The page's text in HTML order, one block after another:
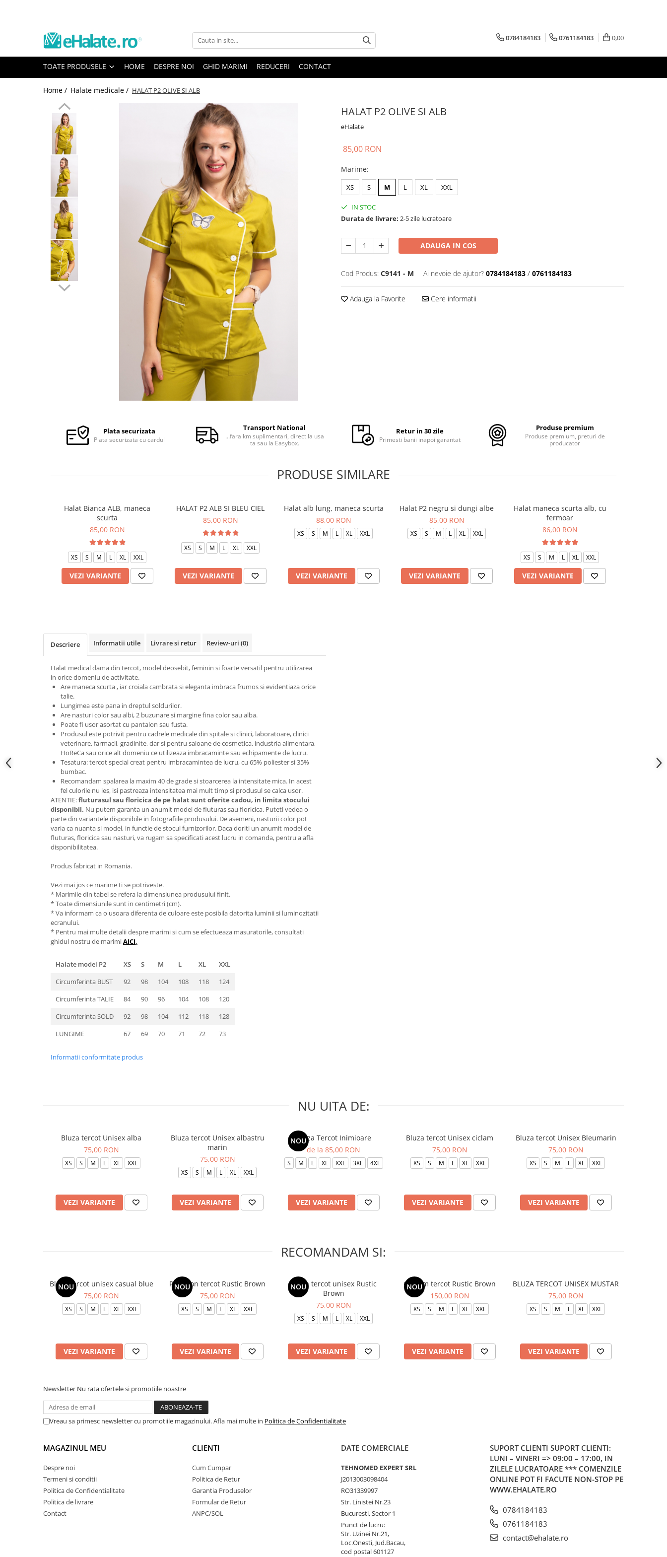
Toate Produsele
Bluze Unisex
Bluze unisex cu imprimeuri
Bluze medicale uni
Halate medicale
Halate medicale femei
Halate medicale barbati
Halate medicale P2 cu fluturas
Halate medicale cu nasturi
Halate medicale cu fermoar
Halate medicale polar - unisex
0784184183 0761184183 0,00
TOATE PRODUSELE HOME DESPRE NOI GHID MARIMI REDUCERI CONTACT
Home / Halate medicale / HALAT P2 OLIVE SI ALB
HALAT P2 OLIVE SI ALB
eHalate
Facebook
85,00 RON
Marime:
XS S M L XL XXL
IN STOC
Durata de livrare: 2-5 zile lucratoare
ADAUGA IN COS
Cod Produs: C9141 - M Ai nevoie de ajutor? 0784184183 / 0761184183
Adauga la Favorite Cere informatii
Plata securizata
Plata securizata cu cardul
Transport National
...fara km suplimentari, direct la usa
ta sau la Easybox.
Retur in 30 zile
Primesti banii inapoi garantat
Produse premium
Produse premium, preturi de
producator
PRODUSE SIMILARE
Halat Bianca ALB, maneca
scurta
85,00 RON
XS S M L XL XXL
VEZI VARIANTE
HALAT P2 ALB SI BLEU CIEL
85,00 RON
XS S M L XL XXL
VEZI VARIANTE
Halat alb lung, maneca scurta
88,00 RON
XS S M L XL XXL
VEZI VARIANTE
Halat P2 negru si dungi albe
85,00 RON
XS S M L XL XXL
VEZI VARIANTE
Halat maneca scurta alb, cu
fermoar
86,00 RON
XS S M L XL XXL
VEZI VARIANTE
Descriere Informatii utile Livrare si retur Review-uri (0)
Halat medical dama din tercot, model deosebit, feminin si foarte versatil pentru utilizarea
in orice domeniu de activitate.
Are maneca scurta , iar croiala cambrata si eleganta imbraca frumos si evidentiaza orice
talie.
Lungimea este pana in dreptul soldurilor.
Are nasturi color sau albi, 2 buzunare si margine fina color sau alba.
Poate fi usor asortat cu pantalon sau fusta.
Produsul este potrivit pentru cadrele medicale din spitale si clinici, laboratoare, clinici
veterinare, farmacii, gradinite, dar si pentru saloane de cosmetica, industria alimentara,
HoReCa sau orice alt domeniu ce utilizeaza imbracaminte sau echipamente de lucru.
Tesatura: tercot special creat pentru imbracamintea de lucru, cu 65% poliester si 35%
bumbac.
Recomandam spalarea la maxim 40 de grade si stoarcerea la intensitate mica. In acest
fel culorile nu ies, isi pastreaza intensitatea mai mult timp si produsul se calca usor.
ATENTIE:fluturasul sau floricica de pe halat sunt oferite cadou, in limita stocului
disponibil. Nu putem garanta un anumit model de fluturas sau floricica. Puteti vedea o
parte din variantele disponibile in fotografiile produsului. De asemeni, nasturii color pot
varia ca nuanta si model, in functie de stocul furnizorilor. Daca doriti un anumit model de
fluturas, floricica sau nasturi, va rugam sa specificati acest lucru in comanda, pentru a afla
disponibilitatea.
Produs fabricat in Romania.
Vezi mai jos ce marime ti se potriveste.
* Marimile din tabel se refera la dimensiunea produsului finit.
* Toate dimensiunile sunt in centimetri (cm).
* Va informam ca o usoara diferenta de culoare este posibila datorita luminii si luminozitatii
ecranului.
* Pentru mai multe detalii despre marimi si cum se efectueaza masuratorile, consultati
ghidul nostru de marimiAICI.
Halate model P2 XS S M L XL
XXL
Circumferinta BUST
92 98 104 108 118
124
Circumferinta TALIE
84 90 96 104 108
120
Circumferinta SOLD
92 98 104 112 118
128
LUNGIME
67 69 70 71 72 73
Informatii conformitate produs
NU UITA DE:
Bluza tercot Unisex alba
75,00 RON
XS S M L XL XXL
VEZI VARIANTE
Bluza tercot Unisex albastru
marin
75,00 RON
XS S M L XL XXL
VEZI VARIANTE
NOU
Bluza Tercot Inimioare
de la 85,00 RON
S M L XL XXL 3XL 4XL
VEZI VARIANTE
Bluza tercot Unisex ciclam
75,00 RON
XS S M L XL XXL
VEZI VARIANTE
Bluza tercot Unisex Bleumarin
75,00 RON
XS S M L XL XXL
VEZI VARIANTE
RECOMANDAM SI:
NOU
Bluza tercot unisex casual blue
75,00 RON
XS S M L XL XXL
VEZI VARIANTE
NOU
Pantalon tercot Rustic Brown
75,00 RON
XS S M L XL XXL
VEZI VARIANTE
NOU
Bluza tercot unisex Rustic
Brown
75,00 RON
XS S M L XL XXL
VEZI VARIANTE
NOU
Costum tercot Rustic Brown
150,00 RON
XS S M L XL XXL
VEZI VARIANTE
BLUZA TERCOT UNISEX MUSTAR
75,00 RON
XS S M L XL XXL
VEZI VARIANTE
Newsletter Nu rata ofertele si promotiile noastre
Vreau sa primesc newsletter cu promotiile magazinului. Afla mai multe in Politica de Confidentialitate
MAGAZINUL MEU
Despre noi
Termeni si conditii
Politica de Confidentialitate
Politica de livrare
Contact
CLIENTI
Cum Cumpar
Politica de Retur
Garantia Produselor
Formular de Retur
ANPC/SOL
DATE COMERCIALE
TEHNOMED EXPERT SRL
J2013003098404
RO31339997
Str. Linistei Nr.23
Bucuresti, Sector 1
Punct de lucru:
Str. Uzinei Nr.21,
Loc.Onesti, Jud.Bacau,
cod postal 601127
SUPORT CLIENTI SUPORT CLIENTI:
LUNI – VINERI => 09:00 – 17:00, IN
ZILELE LUCRATOARE *** COMENZILE
ONLINE POT FI FACUTE NON-STOP PE
WWW.EHALATE.RO
0784184183
0761184183
contact@ehalate.ro